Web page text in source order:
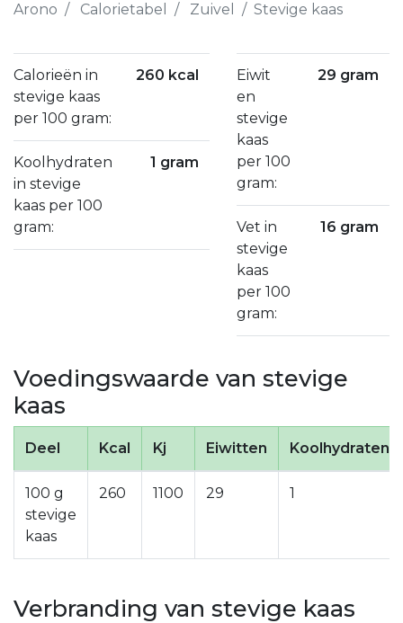
Arono Calorietabel Zuivel Stevige kaas
Calorieën in
stevige kaas
per 100 gram:
260 kcal
Koolhydraten
in stevige
kaas per 100
gram:
1 gram
Eiwit
en
stevige
kaas
per 100
gram:
29 gram
Vet in
stevige
kaas
per 100
gram:
16 gram
Voedingswaarde van stevige
kaas
Deel Kcal Kj Eiwitten Koolhydraten
100 g
stevige
kaas
260 1100 29 1
Verbranding van stevige kaas